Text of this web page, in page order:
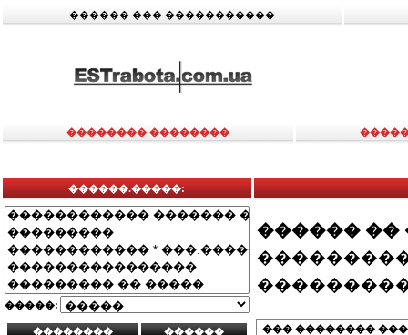
������ ��� �����������
�������� ��������
������.�����:
�����:
������ ��
��� ��������